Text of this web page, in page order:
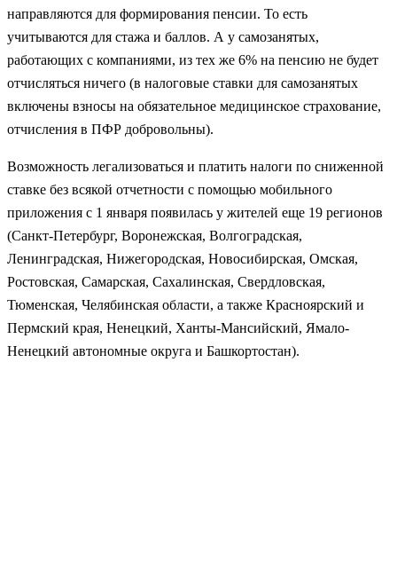
направляются для формирования пенсии. То есть
учитываются для стажа и баллов. А у самозанятых,
работающих с компаниями, из тех же 6% на пенсию не будет
отчисляться ничего (в налоговые ставки для самозанятых
включены взносы на обязательное медицинское страхование,
отчисления в ПФР добровольны).
Возможность легализоваться и платить налоги по сниженной
ставке без всякой отчетности с помощью мобильного
приложения с 1 января появилась у жителей еще 19 регионов
(Санкт-Петербург, Воронежская, Волгоградская,
Ленинградская, Нижегородская, Новосибирская, Омская,
Ростовская, Самарская, Сахалинская, Свердловская,
Тюменская, Челябинская области, а также Красноярский и
Пермский края, Ненецкий, Ханты-Мансийский, Ямало-
Ненецкий автономные округа и Башкортостан).